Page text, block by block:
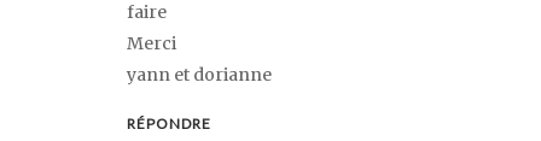
faire
Merci
yann et dorianne
RÉPONDRE